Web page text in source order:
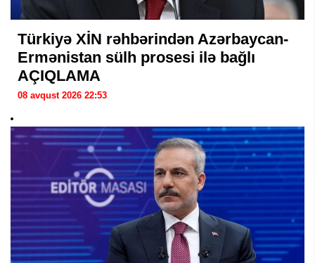
Türkiyə XİN rəhbərindən Azərbaycan-
Ermənistan sülh prosesi ilə bağlı
AÇIQLAMA
08 avqust 2026 22:53